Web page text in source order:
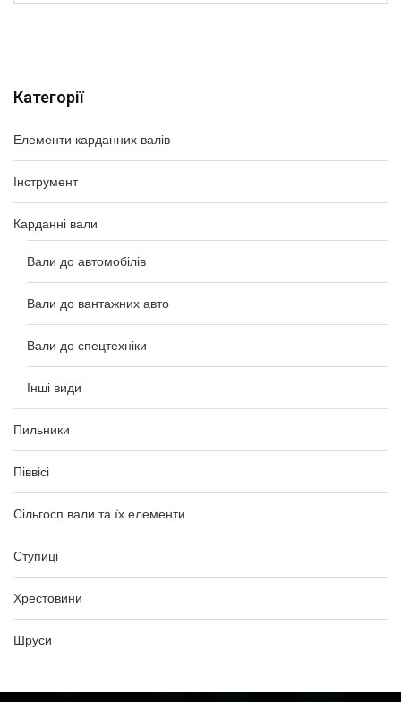
Категорії
Елементи карданних валів
Інструмент
Карданні вали
Вали до автомобілів
Вали до вантажних авто
Вали до спецтехніки
Інші види
Пильники
Піввісі
Сільгосп вали та їх елементи
Ступиці
Хрестовини
Шруси